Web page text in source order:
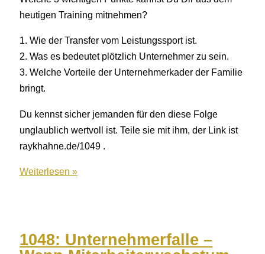
heutigen Training mitnehmen?
1. Wie der Transfer vom Leistungssport ist.
2. Was es bedeutet plötzlich Unternehmer zu sein.
3. Welche Vorteile der Unternehmerkader der Familie
bringt.
Du kennst sicher jemanden für den diese Folge
unglaublich wertvoll ist. Teile sie mit ihm, der Link ist
raykhahne.de/1049 .
1049:
pro
Woche
Weiterlesen »
1048: Unternehmerfalle –